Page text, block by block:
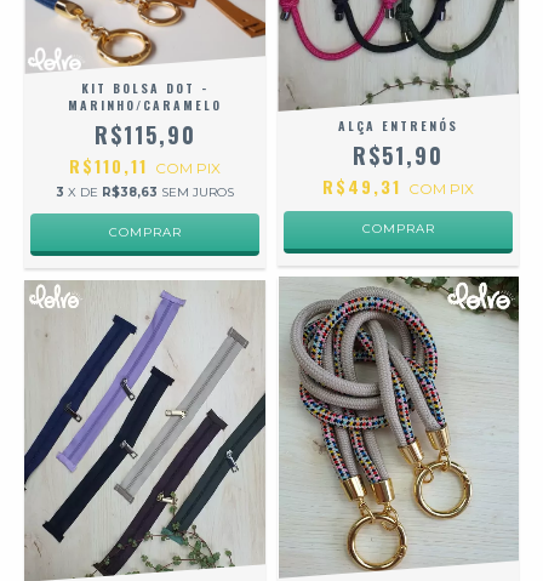
KIT BOLSA DOT -
MARINHO/CARAMELO
R$115,90
R$110,11 COM PIX
3 X DE R$38,63 SEM JUROS
ALÇA ENTRENÓS
R$51,90
R$49,31 COM PIX
COMPRAR